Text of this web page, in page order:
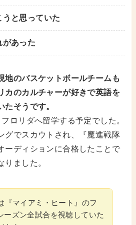
と思っていた
があった
地のバスケットボールチームも
カのカルチャーが好きで英語を
たそうです。
ロリダへ留学する予定でした。
グでスカウトされ、『魔進戦隊
ーディションに合格したことで
りました。
『マイアミ・ヒート』のフ
ーズン全試合を視聴していた